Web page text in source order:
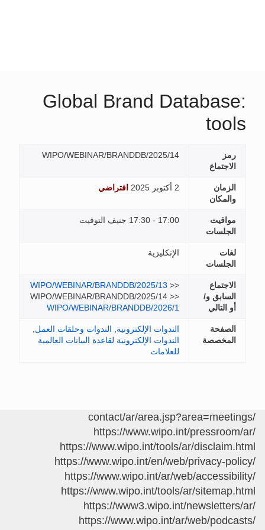
Global Brand Database:
tools
رمز
الاجتماع
WIPO/WEBINAR/BRANDDB/2025/14
الزمان
والمكان
2 أكتوبر 2025 افتراضي
مواقيت
الجلسات
17:00 - 17:30 جنيف التوقيت
لغات
الجلسات
الإنكليزية
الاجتماع
السابق و/
أو التالي
WIPO/WEBINAR/BRANDDB/2025/13 >>
WIPO/WEBINAR/BRANDDB/2025/14 >>
WIPO/WEBINAR/BRANDDB/2026/1
الصفحة
المخصصة
الندوات الإلكترونية الندوات وحلقات العمل
الندوات الإلكترونية لقاعدة البيانات العالمية
للعلامات
/contact/ar/area.jsp?area=meetings
https://www.wipo.int/pressroom/ar/
https://www.wipo.int/tools/ar/disclaim.html
https://www.wipo.int/en/web/privacy-policy/
https://www.wipo.int/ar/web/accessibility/
https://www.wipo.int/tools/ar/sitemap.html
https://www3.wipo.int/newsletters/ar/
https://www.wipo.int/ar/web/podcasts/